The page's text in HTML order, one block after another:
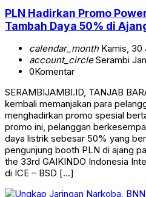
PLN Hadirkan Promo
Tambah Daya 50% di
calendar_monthKamis, 30
account_circleSerambi
0Komentar
SERAMBIJAMBI.ID, TANJAB
kembali memanjakan para
menghadirkan promo spesial
promo ini, pelanggan
daya listrik sebesar 50% yang
pengunjung booth PLN di ajang
the 33rd GAIKINDO Indonesia
di ICE – BSD […]